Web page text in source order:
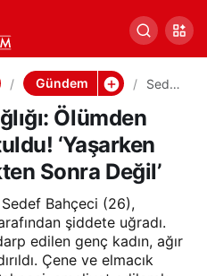
Gündem
Sedef’
:
Ölümd
Kurtul
du!
‘Yaşar
ken
Ölümden
‘Yaşarken
Sonra Değil’
Bahçeci (26),
şiddete uğradı.
edilen genç kadın, ağır
Çene ve elmacık
0 Paylaş